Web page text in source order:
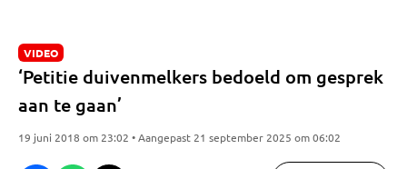
VIDEO
‘Petitie duivenmelkers bedoeld om gesprek
aan te gaan’
19 juni 2018 om 23:02 • Aangepast 21 september 2025 om 06:02